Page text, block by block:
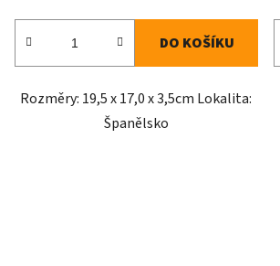
DO KOŠÍKU
Rozměry: 19,5 x 17,0 x 3,5cm Lokalita:
Španělsko